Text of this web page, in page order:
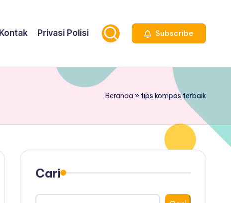
Kontak Privasi Polisi Subscribe
Beranda » tips kompos terbaik
Cari